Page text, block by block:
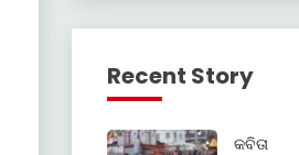
Recent Story
କବିତା